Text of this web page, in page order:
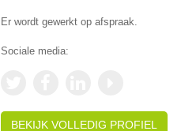
Er wordt gewerkt op afspraak.
Sociale media:
BEKIJK VOLLEDIG PROFIEL